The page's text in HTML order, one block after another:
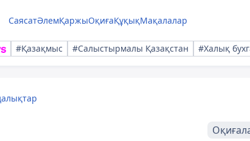
СаясатӘлемҚаржыОқиғаҚұқықМақалалар
#Қазақмыс #Салыстырмалы Қазақстан #Халық